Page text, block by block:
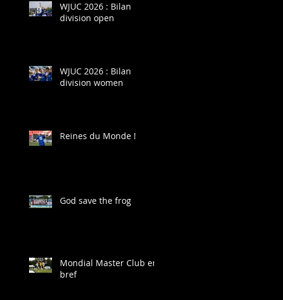
WJUC 2026 : Bilan
division open
WJUC 2026 : Bilan
division women
Reines du Monde !
God save the frog
Mondial Master Club en
bref